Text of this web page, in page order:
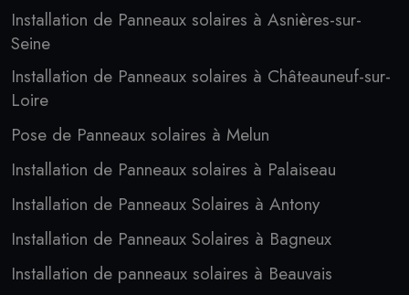
Installation de Panneaux solaires à Asnières-sur-
Seine
Installation de Panneaux solaires à Châteauneuf-sur-
Loire
Pose de Panneaux solaires à Melun
Installation de Panneaux solaires à Palaiseau
Installation de Panneaux Solaires à Antony
Installation de Panneaux Solaires à Bagneux
Installation de panneaux solaires à Beauvais